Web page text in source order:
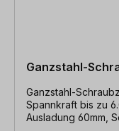
Ganzstahl-
Ganzstahl-
Spannkraft bis zu
Ausladung 60mm,